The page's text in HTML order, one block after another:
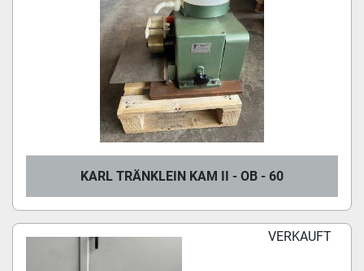
KARL TRÄNKLEIN KAM II - OB - 60
VERKAUFT